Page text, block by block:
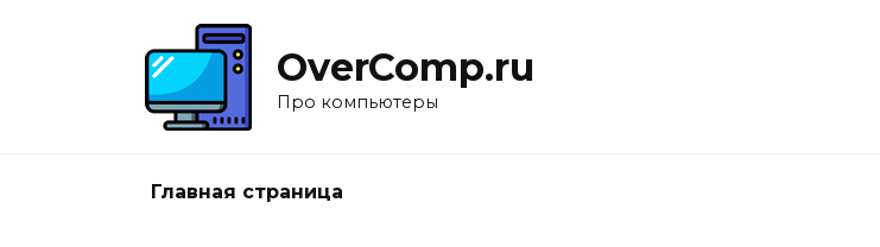
OverComp.ru
Про компьютеры
Главная страница